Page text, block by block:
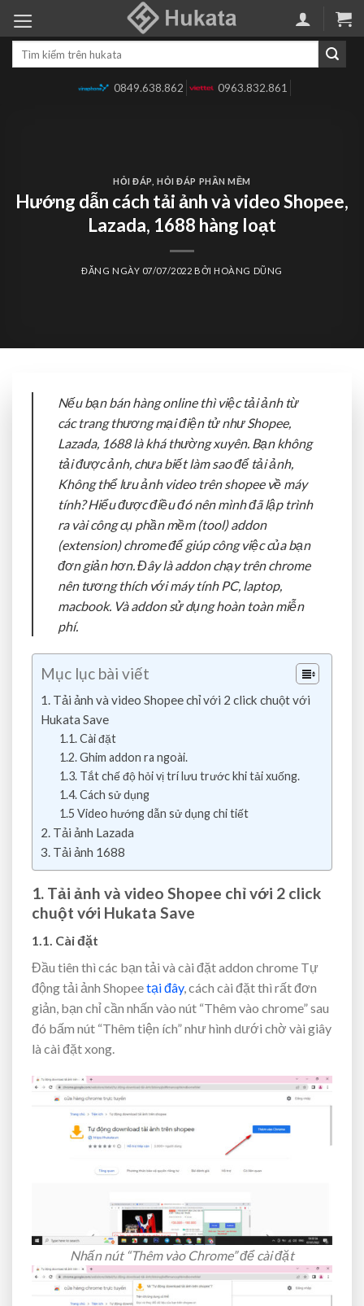
content
Tìm
0849.638.862 0963.832.861
HỎI ĐÁP ,HỎI ĐÁP PHẦN MỀM
Hướng dẫn cách tải ảnh và video Shopee,
Lazada, 1688 hàng loạt
ĐĂNG NGÀY 07/07/2022 BỞI HOÀNG DŨNG
Nếu bạn bán hàng online thì việc tải ảnh từ
các trang thương mại điện tử như Shopee,
Lazada, 1688 là khá thường xuyên. Bạn không
tải được ảnh, chưa biết làm sao để tải ảnh,
Không thể lưu ảnh video trên shopee về máy
tính? Hiểu được điều đó nên mình đã lập trình
ra vài công cụ phần mềm (tool) addon
(extension) chrome để giúp công việc của bạn
đơn giản hơn. Đây là addon chạy trên chrome
nên tương thích với máy tính PC, laptop,
macbook. Và addon sử dụng hoàn toàn miễn
phí.
Mục lục bài viết
1. Tải ảnh và video Shopee chỉ với 2 click chuột với
Hukata Save
1.1. Cài đặt
1.2. Ghim addon ra ngoài.
1.3. Tắt chế độ hỏi vị trí lưu trước khi tải xuống.
1.4. Cách sử dụng
1.5 Video hướng dẫn sử dụng chi tiết
2. Tải ảnh Lazada
3. Tải ảnh 1688
1. Tải ảnh và video Shopee chỉ với 2 click
chuột với Hukata Save
1.1. Cài đặt
Đầu tiên thì các bạn tải và cài đặt addon chrome Tự
động tải ảnh Shopeetại đây, cách cài đặt thì rất đơn
giản, bạn chỉ cần nhấn vào nút “Thêm vào chrome” sau
đó bấm nút “Thêm tiện ích” như hình dưới chờ vài giây
là cài đặt xong.
Nhấn nút “Thêm vào Chrome” để cài đặt